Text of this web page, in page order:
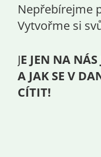
Nepřebírejme
Vytvořme si
JE JEN NA
A JAK SE V
CÍTIT!